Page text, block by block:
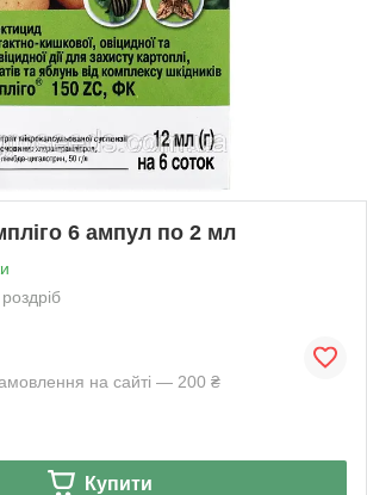
6 ампул по 2 мл
на сайті — 200 ₴
Купити